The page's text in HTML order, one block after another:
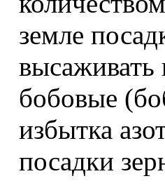
земле
высаживать
бобовые
избытка
посадки